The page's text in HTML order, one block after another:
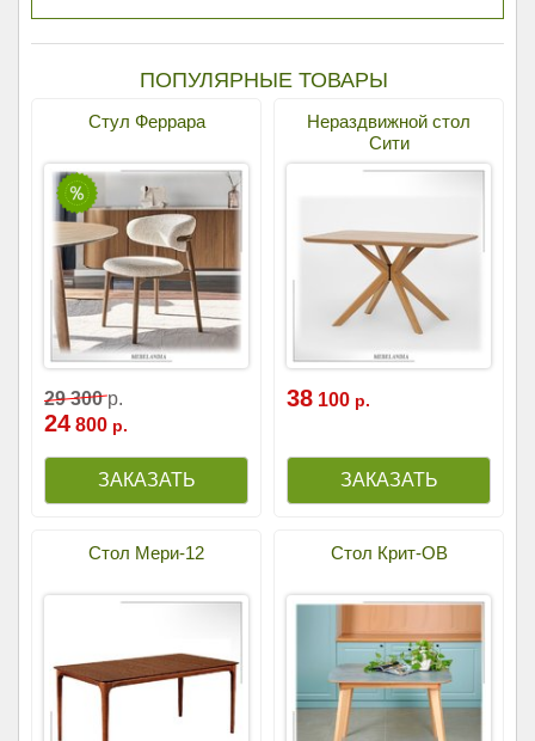
ПОПУЛЯРНЫЕ ТОВАРЫ
Стул Феррара
29 300р.
24 800 р.
Нераздвижной стол
Сити
38 100 р.
Стол Мери-12 Стол Крит-ОВ